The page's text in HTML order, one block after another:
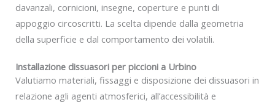
davanzali, cornicioni, insegne, coperture e punti di
appoggio circoscritti. La scelta dipende dalla geometria
della superficie e dal comportamento dei volatili.
Installazione dissuasori per piccioni a Urbino
Valutiamo materiali, fissaggi e disposizione dei dissuasori in
relazione agli agenti atmosferici, all’accessibilità e